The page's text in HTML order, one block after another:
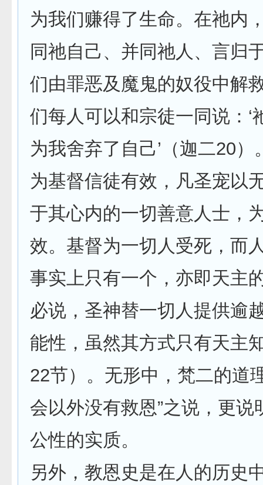
为我们赚得了生命。在祂内
同祂自己、并同祂人、言归
们由罪恶及魔鬼的奴役中解
们每人可以和宗徒一同说：‘
为我舍弃了自己’（迦二20
为基督信徒有效，凡圣宠以
于其心内的一切善意人士，
效。基督为一切人受死，而
事实上只有一个，亦即天主
必说，圣神替一切人提供逾
能性，虽然其方式只有天主
22节）。无形中，梵二的道
会以外没有救恩”之说，更说
公性的实质。
另外，教恩史是在人的历史